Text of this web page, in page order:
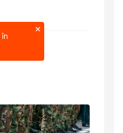
în